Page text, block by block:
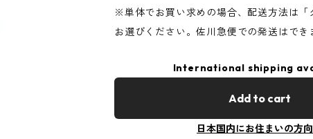
※単体でお買い求めの場合、配送方法は「
お選びください。佐川急便での発送はでき
International shipping
Add to cart
日本国内にお住まいの方